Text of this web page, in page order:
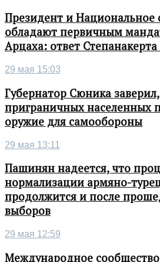
Президент и Национальное
обладают первичным
Арцаха: ответ
29 мая 15:03
Губернатор Сюника
приграничных населенных
оружие для самообороны
29 мая 13:11
Пашинян надеется, что
нормализации армяно-
продолжится и после
выборов
29 мая 12:59
Международное